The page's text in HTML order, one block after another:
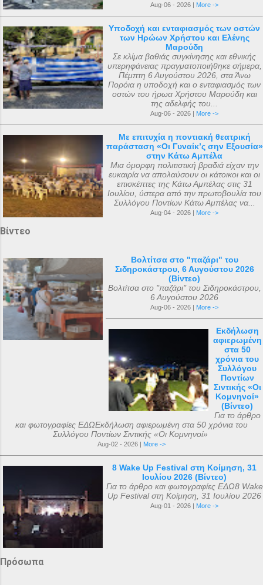
Aug-06 - 2026 | More ->
Υποδοχή και ενταφιασμός των οστών
των Ηρώων Χρήστου και Ελένης
Μαρούδη
Σε κλίμα βαθιάς συγκίνησης και εθνικής
υπερηφάνειας πραγματοποιήθηκε σήμερα,
Πέμπτη 6 Αυγούστου 2026, στα Άνω
Πορόια η υποδοχή και ο ενταφιασμός των
οστών του ήρωα Χρήστου Μαρούδη και
της αδελφής του...
Aug-06 - 2026 | More ->
Με επιτυχία η ποντιακή θεατρική
παράσταση «Οι Γυναίκ’ς σην Εξουσία»
στην Κάτω Αμπέλα
Μια όμορφη πολιτιστική βραδιά είχαν την
ευκαιρία να απολαύσουν οι κάτοικοι και οι
επισκέπτες της Κάτω Αμπέλας στις 31
Ιουλίου, ύστερα από την πρωτοβουλία του
Συλλόγου Ποντίων Κάτω Αμπέλας να...
Aug-04 - 2026 | More ->
Βίντεο
Βολτίτσα στο "παζάρι" του
Σιδηροκάστρου, 6 Αυγούστου 2026
(Βίντεο)
Βολτίτσα στο "παζάρι" του Σιδηροκάστρου,
6 Αυγούστου 2026
Aug-06 - 2026 | More ->
Εκδήλωση
αφιερωμένη
στα 50
χρόνια του
Συλλόγου
Ποντίων
Σιντικής «Οι
Κομνηνοί»
(Βίντεο)
Για το άρθρο
και φωτογραφίες ΕΔΩΕκδήλωση αφιερωμένη στα 50 χρόνια του
Συλλόγου Ποντίων Σιντικής «Οι Κομνηνοί»
Aug-02 - 2026 | More ->
8 Wake Up Festival στη Κοίμηση, 31
Ιουλίου 2026 (Βίντεο)
Για το άρθρο και φωτογραφίες ΕΔΩ8 Wake
Up Festival στη Κοίμηση, 31 Ιουλίου 2026
Aug-01 - 2026 | More ->
Πρόσωπα